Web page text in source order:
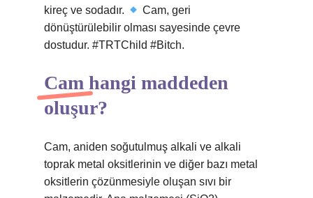
kireç ve sodadır.
Cam, geri
dönüştürülebilir olması sayesinde çevre
dostudur. #TRTChild #Bitch.
Cam hangi maddeden
oluşur?
Cam, aniden soğutulmuş alkali ve alkali
toprak metal oksitlerinin ve diğer bazı metal
oksitlerin çözünmesiyle oluşan sıvı bir